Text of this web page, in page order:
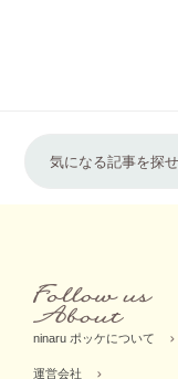
ninaru ポッケについて
運営会社